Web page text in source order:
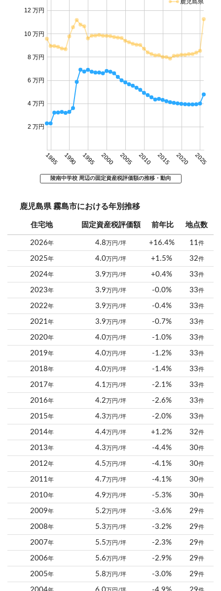
1985 1990 1995 2000 2005 2010 2015 2020 2025
2 万円
4 万円
6 万円
8 万円
10 万円
12 万円
陵南中学校 周辺の固定資産税評価額の推移・動向
鹿児島県 霧島市における年別推移
住宅地 固定資産税評価額 前年比 地点数
2026年 4.8 万円/坪 +16.4% 11件
2025年 4.0万円/坪 +1.5% 32件
2024年 3.9 万円/坪 +0.4% 33件
2023年 3.9 万円/坪 -0.0% 33件
2022年 3.9 万円/坪 -0.4% 33件
2021年 3.9 万円/坪 -0.7% 33件
2020年 4.0万円/坪 -1.0% 33件
2019年 4.0万円/坪 -1.2% 33件
2018年 4.0万円/坪 -1.4% 33件
2017年 4.1 万円/坪 -2.1% 33件
2016年 4.2 万円/坪 -2.6% 33件
2015年 4.3 万円/坪 -2.0% 33件
2014年 4.4万円/坪 +1.2% 32件
2013年 4.3 万円/坪 -4.4% 30件
2012年 4.5 万円/坪 -4.1% 30件
2011年 4.7 万円/坪 -4.1% 30件
2010年 4.9 万円/坪 -5.3% 30件
2009年 5.2 万円/坪 -3.6% 29件
2008年 5.3 万円/坪 -3.2% 29件
2007年 5.5 万円/坪 -2.3% 29件
2006年 5.6 万円/坪 -2.9% 29件
2005年 5.8 万円/坪 -3.0% 29件